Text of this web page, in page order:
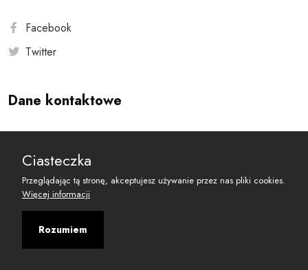
Facebook
Twitter
Dane kontaktowe
reset@resetobywatelski.pl
Ciasteczka
Przeglądając tą stronę, akceptujesz używanie przez nas pliki cookies.
Więcej informacji
Rozumiem